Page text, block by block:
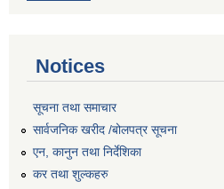
Notices
सूचना तथा समाचार
सार्वजनिक खरीद /बोलपत्र सूचना
एन, कानुन तथा निर्देशिका
कर तथा शुल्कहरु